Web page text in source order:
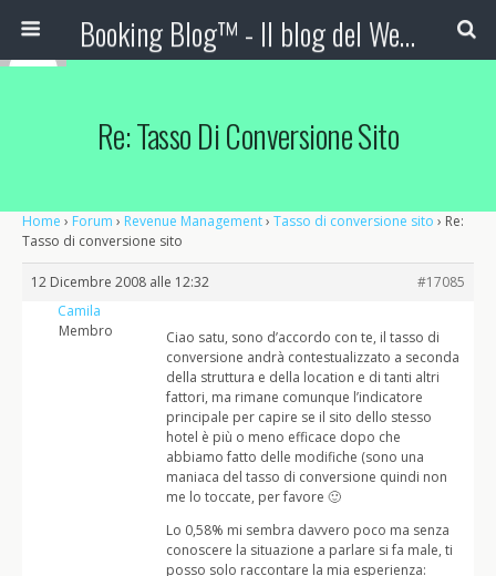
Booking Blog™ - Il blog del Web Marketing Turistico
Re: Tasso Di Conversione Sito
Home › Forum › Revenue Management› Tasso di conversione sito › Re:
Tasso di conversione sito
12 Dicembre 2008 alle 12:32
#17085
Camila
Membro
Ciao satu, sono d’accordo con te, il tasso di
conversione andrà contestualizzato a seconda
della struttura e della location e di tanti altri
fattori, ma rimane comunque l’indicatore
principale per capire se il sito dello stesso
hotel è più o meno efficace dopo che
abbiamo fatto delle modifiche (sono una
maniaca del tasso di conversione quindi non
me lo toccate, per favore 🙂
Lo 0,58% mi sembra davvero poco ma senza
conoscere la situazione a parlare si fa male, ti
posso solo raccontare la mia esperienza: